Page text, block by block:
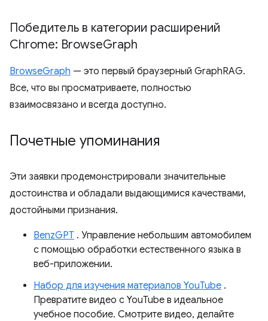
Победитель в категории расширений
Chrome: BrowseGraph
BrowseGraph — это первый браузерный GraphRAG.
Все, что вы просматриваете, полностью
взаимосвязано и всегда доступно.
Почетные упоминания
Эти заявки продемонстрировали значительные
достоинства и обладали выдающимися качествами,
достойными признания.
BenzGPT . Управление небольшим автомобилем
с помощью обработки естественного языка в
веб-приложении.
Набор для изучения материалов YouTube .
Превратите видео с YouTube в идеальное
учебное пособие. Смотрите видео, делайте